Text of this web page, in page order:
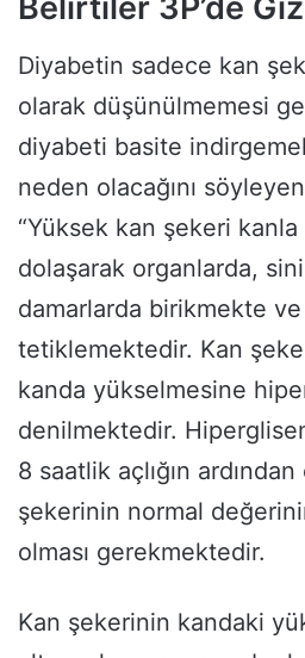
Diyabetin sadece kan
olarak düşünülmemesi
diyabeti basite
neden olacağını
“Yüksek kan şekeri
dolaşarak organlarda,
damarlarda birikmekte ve
tetiklemektedir. Kan
kanda yükselmesine
denilmektedir.
8 saatlik açlığın
şekerinin normal
olması gerekmektedir.
Kan şekerinin kandaki